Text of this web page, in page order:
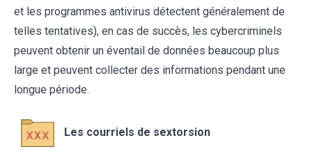
et les programmes antivirus détectent généralement de
telles tentatives), en cas de succès, les cybercriminels
peuvent obtenir un éventail de données beaucoup plus
large et peuvent collecter des informations pendant une
longue période.
Les courriels de sextorsion